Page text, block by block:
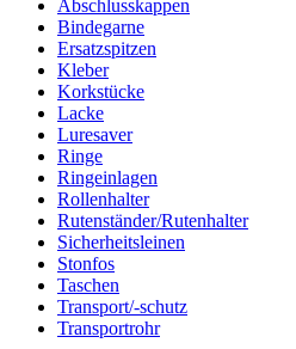
Abschlusskappen
Bindegarne
Ersatzspitzen
Kleber
Korkstücke
Lacke
Luresaver
Ringe
Ringeinlagen
Rollenhalter
Rutenständer/Rutenhalter
Sicherheitsleinen
Stonfos
Taschen
Transport/-schutz
Transportrohr